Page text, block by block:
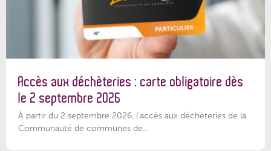
Accès aux déchèteries : carte obligatoire dès
le 2 septembre 2026
À partir du 2 septembre 2026, l’accès aux déchèteries de la
Communauté de communes de...